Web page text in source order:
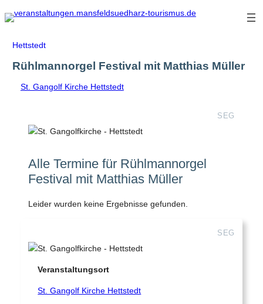
Zum
Inhalt
Hettstedt
Rühlmannorgel Festival mit Matthias Müller
St. Gangolf Kirche Hettstedt
SEG
Alle Termine für Rühlmannorgel
Festival mit Matthias Müller
Leider wurden keine Ergebnisse gefunden.
SEG
Veranstaltungsort
St. Gangolf Kirche Hettstedt